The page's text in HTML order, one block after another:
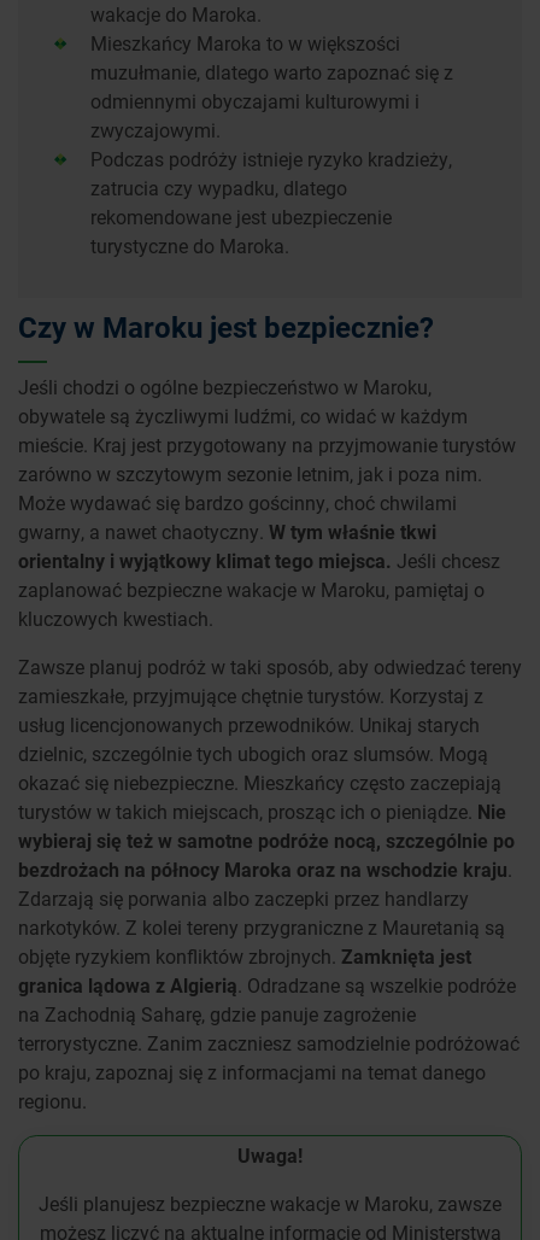
wakacje do Maroka.
Mieszkańcy Maroka to w większości
muzułmanie, dlatego warto zapoznać się z
odmiennymi obyczajami kulturowymi i
zwyczajowymi.
Podczas podróży istnieje ryzyko kradzieży,
zatrucia czy wypadku, dlatego
rekomendowane jest ubezpieczenie
turystyczne do Maroka.
Czy w Maroku jest bezpiecznie?
Jeśli chodzi o ogólne bezpieczeństwo w Maroku,
obywatele są życzliwymi ludźmi, co widać w każdym
mieście. Kraj jest przygotowany na przyjmowanie turystów
zarówno w szczytowym sezonie letnim, jak i poza nim.
Może wydawać się bardzo gościnny, choć chwilami
gwarny, a nawet chaotyczny. W tym właśnie tkwi
orientalny i wyjątkowy klimat tego miejsca. Jeśli chcesz
zaplanować bezpieczne wakacje w Maroku, pamiętaj o
kluczowych kwestiach.
Zawsze planuj podróż w taki sposób, aby odwiedzać tereny
zamieszkałe, przyjmujące chętnie turystów. Korzystaj z
usług licencjonowanych przewodników. Unikaj starych
dzielnic, szczególnie tych ubogich oraz slumsów. Mogą
okazać się niebezpieczne. Mieszkańcy często zaczepiają
turystów w takich miejscach, prosząc ich o pieniądze. Nie
wybieraj się też w samotne podróże nocą, szczególnie po
bezdrożach na północy Maroka oraz na wschodzie kraju.
Zdarzają się porwania albo zaczepki przez handlarzy
narkotyków. Z kolei tereny przygraniczne z Mauretanią są
objęte ryzykiem konfliktów zbrojnych. Zamknięta jest
granica lądowa z Algierią. Odradzane są wszelkie podróże
na Zachodnią Saharę, gdzie panuje zagrożenie
terrorystyczne. Zanim zaczniesz samodzielnie podróżować
po kraju, zapoznaj się z informacjami na temat danego
regionu.
Uwaga!
Jeśli planujesz bezpieczne wakacje w Maroku, zawsze
możesz liczyć na aktualne informacje od Ministerstwa